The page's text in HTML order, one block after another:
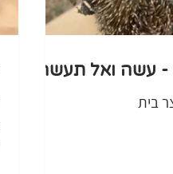
- עשה ואל תעשה
בית